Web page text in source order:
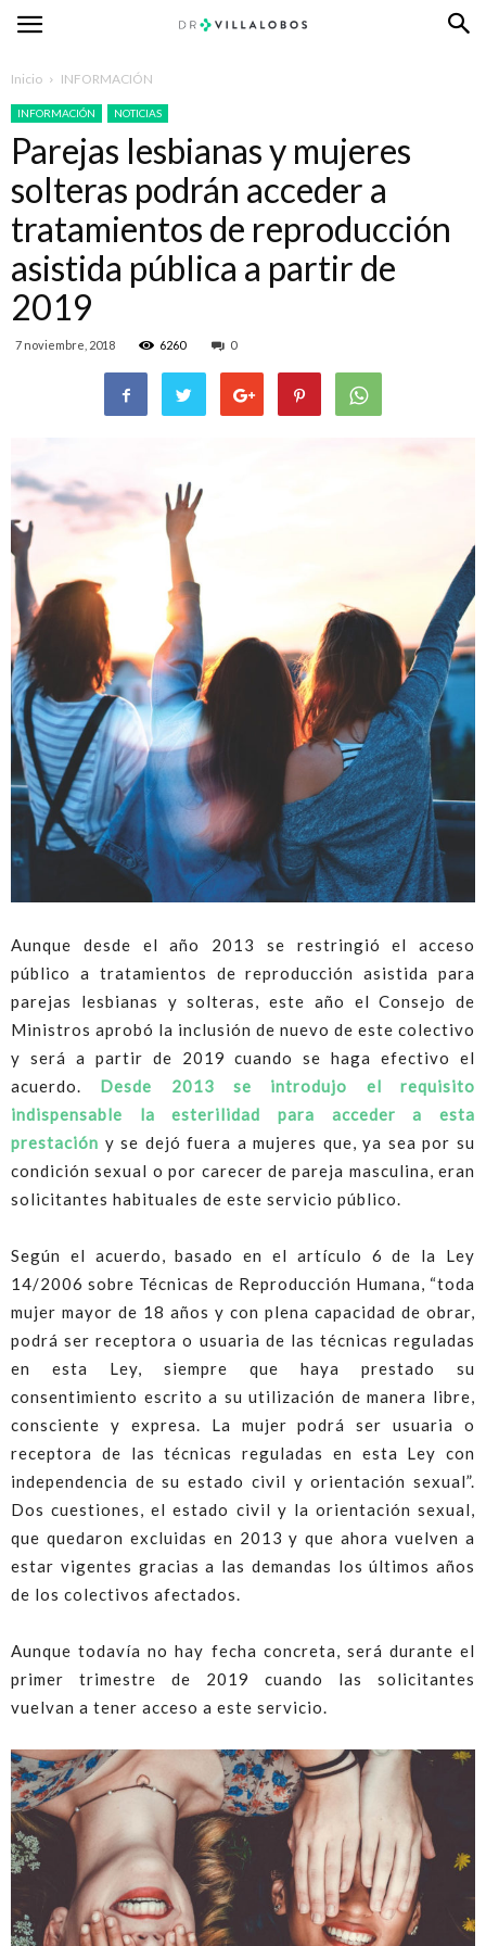
Inicio INFORMACIÓN
INFORMACIÓN NOTICIAS
Parejas lesbianas y mujeres
solteras podrán acceder a
tratamientos de reproducción
asistida pública a partir de
2019
7 noviembre, 2018 6260 0
Aunque desde el año 2013 se restringió el acceso
público a tratamientos de reproducción asistida para
parejas lesbianas y solteras, este año el Consejo de
Ministros aprobó la inclusión de nuevo de este colectivo
y será a partir de 2019 cuando se haga efectivo el
acuerdo. Desde 2013 se introdujo el requisito
indispensable la esterilidad para acceder a esta
prestación y se dejó fuera a mujeres que, ya sea por su
condición sexual o por carecer de pareja masculina, eran
solicitantes habituales de este servicio público.
Según el acuerdo, basado en el artículo 6 de la Ley
14/2006 sobre Técnicas de Reproducción Humana, “toda
mujer mayor de 18 años y con plena capacidad de obrar,
podrá ser receptora o usuaria de las técnicas reguladas
en esta Ley, siempre que haya prestado su
consentimiento escrito a su utilización de manera libre,
consciente y expresa. La mujer podrá ser usuaria o
receptora de las técnicas reguladas en esta Ley con
independencia de su estado civil y orientación sexual”.
Dos cuestiones, el estado civil y la orientación sexual,
que quedaron excluidas en 2013 y que ahora vuelven a
estar vigentes gracias a las demandas los últimos años
de los colectivos afectados.
Aunque todavía no hay fecha concreta, será durante el
primer trimestre de 2019 cuando las solicitantes
vuelvan a tener acceso a este servicio.